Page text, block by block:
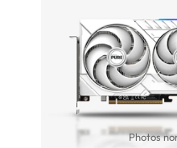
Photos